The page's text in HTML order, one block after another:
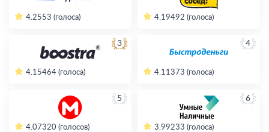
4.2553 (голоса) 4.19492 (голоса)
3
4.15464 (голоса)
4
4.11 373 (голоса)
5
4.07320 (голосов)
6
3.99233 (голоса)